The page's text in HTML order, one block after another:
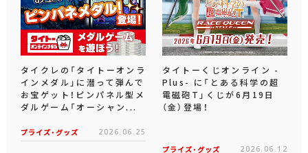
タイクレの「タイトーオンラ
インメダル」に潜って弾んで
お宝ゲット！ピンパネル型メ
ダルゲーム「オーシャン...
プライズ・グッズ 2026.06.25
タイトーくじオンライン -
Plus- に「とある科学の超
電磁砲T」くじが6月19日
（金）登場！
プライズ・グッズ 2026.06.12